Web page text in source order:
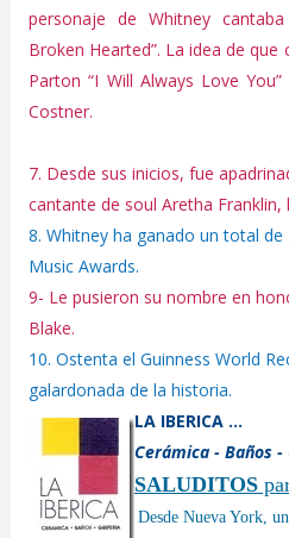
personaje de Whitney
Broken Hearted”. La idea de
Parton “I Will Always Love
Costner.
7. Desde sus inicios, fue
cantante de soul Aretha Franklin,
8. Whitney ha ganado un total
Music Awards.
9- Le pusieron su nombre en
Blake.
10. Ostenta el Guinness World
galardonada de la historia.
LA IBERICA ...
Cerámica - Baños
SALUDITOS
Desde Nueva York,